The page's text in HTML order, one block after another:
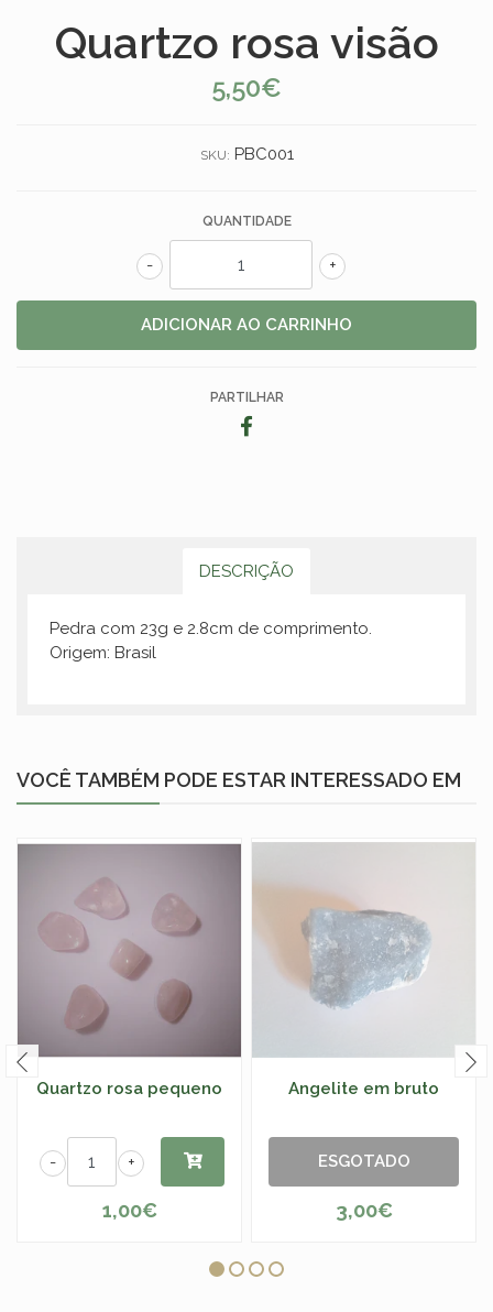
Quartzo rosa visão
5,50€
SKU: PBC001
QUANTIDADE
+
-
PARTILHAR
DESCRIÇÃO
Pedra com 23g e 2.8cm de comprimento.
Origem: Brasil
VOCÊ TAMBÉM PODE ESTAR INTERESSADO EM
Quartzo rosa pequeno
+
-
1,00€
Angelite em bruto
ESGOTADO
3,00€